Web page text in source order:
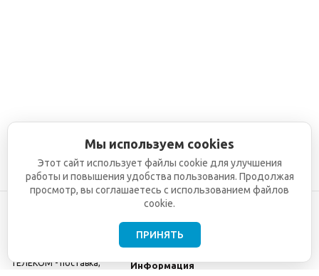
ТЕЛЕКОМ - поставка,
Информация
Мы используем cookies
Этот сайт использует файлы cookie для улучшения
работы и повышения удобства пользования. Продолжая
просмотр, вы соглашаетесь с использованием файлов
cookie.
ПРИНЯТЬ